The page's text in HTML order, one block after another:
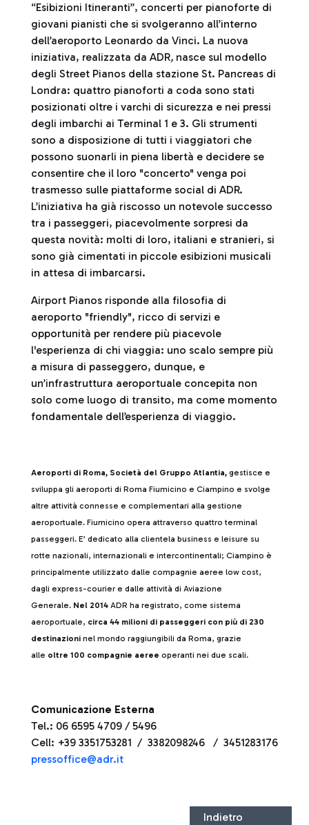
“Esibizioni Itineranti”, concerti per pianoforte di
giovani pianisti che si svolgeranno all’interno
dell’aeroporto Leonardo da Vinci. La nuova
iniziativa, realizzata da ADR, nasce sul modello
degli Street Pianos della stazione St. Pancreas di
Londra: quattro pianoforti a coda sono stati
posizionati oltre i varchi di sicurezza e nei pressi
degli imbarchi ai Terminal 1 e 3. Gli strumenti
sono a disposizione di tutti i viaggiatori che
possono suonarli in piena libertà e decidere se
consentire che il loro "concerto" venga poi
trasmesso sulle piattaforme social di ADR.
L’iniziativa ha già riscosso un notevole successo
tra i passeggeri, piacevolmente sorpresi da
questa novità: molti di loro, italiani e stranieri, si
sono già cimentati in piccole esibizioni musicali
in attesa di imbarcarsi.
Airport Pianos risponde alla filosofia di
aeroporto "friendly", ricco di servizi e
opportunità per rendere più piacevole
l'esperienza di chi viaggia: uno scalo sempre più
a misura di passeggero, dunque, e
un’infrastruttura aeroportuale concepita non
solo come luogo di transito, ma come momento
fondamentale dell’esperienza di viaggio.
Aeroporti di Roma, Società del Gruppo Atlantia, gestisce e
sviluppa gli aeroporti di Roma Fiumicino e Ciampino e svolge
altre attività connesse e complementari alla gestione
aeroportuale. Fiumicino opera attraverso quattro terminal
passeggeri. E’ dedicato alla clientela business e leisure su
rotte nazionali, internazionali e intercontinentali; Ciampino è
principalmente utilizzato dalle compagnie aeree low cost,
dagli express-courier e dalle attività di Aviazione
Generale. Nel 2014 ADR ha registrato, come sistema
aeroportuale, circa 44 milioni di passeggeri con più di 230
destinazioni nel mondo raggiungibili da Roma, grazie
alle oltre 100 compagnie aeree operanti nei due scali.
Comunicazione Esterna
Tel.: 06 6595 4709 / 5496
Cell: +39 3351753281 / 3382098246 / 3451283176
pressoffice@adr.it
Indietro